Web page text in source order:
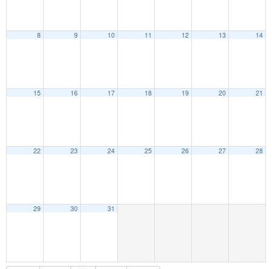
8 9 10 11 12 13 14
15 16 17 18 19 20 21
22 23 24 25 26 27 28
29 30 31